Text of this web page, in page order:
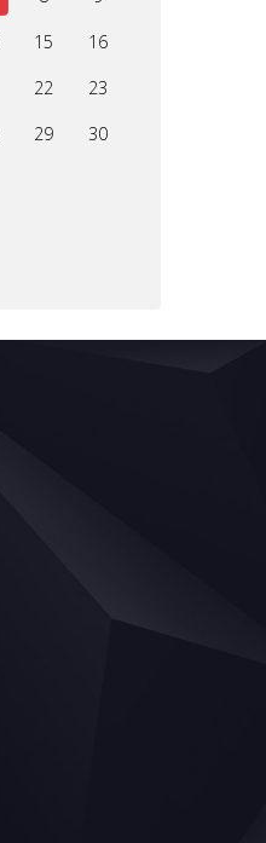
15
16
22
23
29
30